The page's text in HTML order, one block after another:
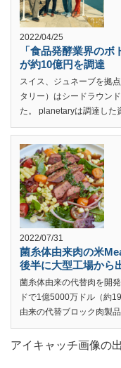
2022/04/25
「食品発酵業界の
が約10億円を調達
スイス、ジュネーブを拠
タリー）はシードラウン
た。 planetaryは調達した
2022/07/31
菌糸体由来肉の米
後半に大型工場から
菌糸体由来の代替肉を開
ドで1億5000万ドル（約
由来の代替ブロック肉製
アイキャッチ画像の